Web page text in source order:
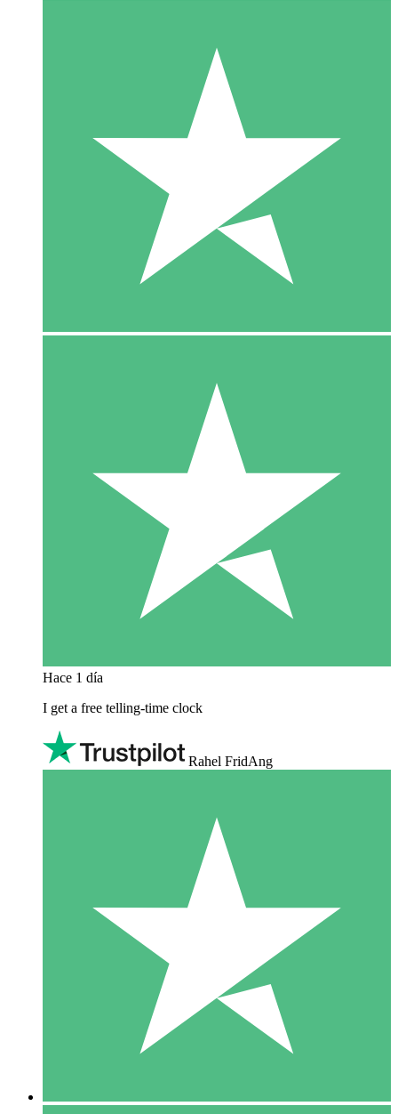
Hace 1 día
I get a free telling-time clock
Rahel FridAng